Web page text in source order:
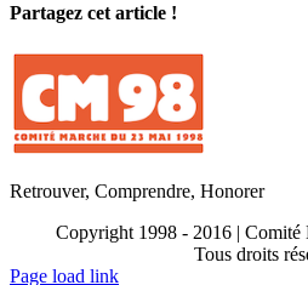
Partagez cet article !
Facebook
X
Reddit
LinkedIn
WhatsApp
Telegram
Tumblr
Pinterest
Vk
Xing
Email
Retrouver, Comprendre, Honorer
Copyright 1998 - 2016 | Comité
Tous droits
Toggle
Page load link